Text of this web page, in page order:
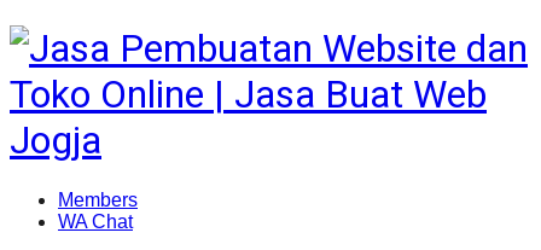
Members
WA Chat